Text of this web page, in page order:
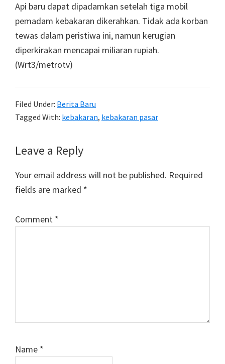
Api baru dapat dipadamkan setelah tiga mobil
pemadam kebakaran dikerahkan. Tidak ada korban
tewas dalam peristiwa ini, namun kerugian
diperkirakan mencapai miliaran rupiah.
(Wrt3/metrotv)
Filed Under: Berita Baru
Tagged With: kebakaran, kebakaran pasar
Reader
Interactions
Leave a Reply
Your email address will not be published. Required
fields are marked *
Comment *
Name *